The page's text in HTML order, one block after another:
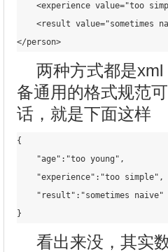
<experience value="too
<result value="sometimes
</person>
两种方式都是
备通用的格式规范
话，就是下面这样
{
    "
age": "too young" ,
    "
experience": "too simple" ,
    "
result ": "sometimes naive"
}
看出来没，其实